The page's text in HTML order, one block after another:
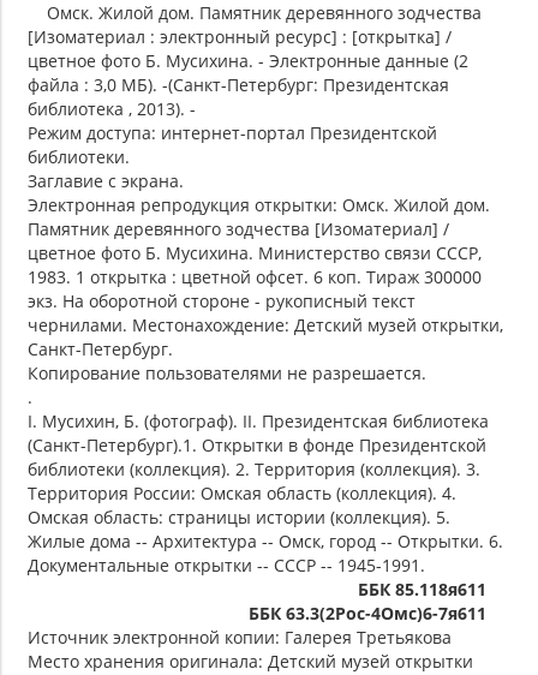
Омск. Жилой дом. Памятник деревянного зодчества
[Изоматериал : электронный ресурс] : [открытка] /
цветное фото Б. Мусихина. - Электронные данные (2
файла : 3,0 МБ). -(Санкт-Петербург: Президентская
библиотека , 2013). -
Режим доступа: интернет-портал Президентской
библиотеки.
Заглавие с экрана.
Электронная репродукция открытки: Омск. Жилой дом.
Памятник деревянного зодчества [Изоматериал] /
цветное фото Б. Мусихина. Министерство связи СССР,
1983. 1 открытка : цветной офсет. 6 коп. Тираж 300000
экз. На оборотной стороне - рукописный текст
чернилами. Местонахождение: Детский музей открытки,
Санкт-Петербург.
Копирование пользователями не разрешается.
.
I. Мусихин, Б. (фотограф). II. Президентская библиотека
(Санкт-Петербург).1. Открытки в фонде Президентской
библиотеки (коллекция). 2. Территория (коллекция). 3.
Территория России: Омская область (коллекция). 4.
Омская область: страницы истории (коллекция). 5.
Жилые дома -- Архитектура -- Омск, город -- Открытки. 6.
Документальные открытки -- СССР -- 1945-1991.
ББК 85.118я611
ББК 63.3(2Рос-4Омс)6-7я611
Источник электронной копии: Галерея Третьякова
Место хранения оригинала: Детский музей открытки